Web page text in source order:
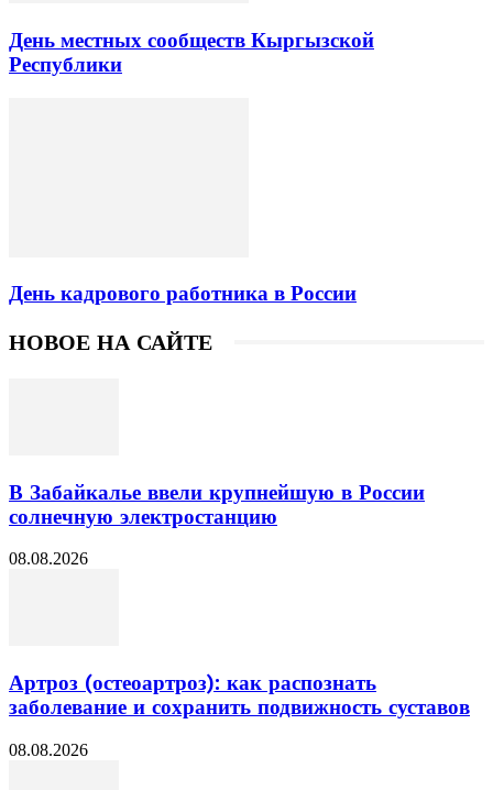
День местных сообществ Кыргызской
Республики
День кадрового работника в России
НОВОЕ НА САЙТЕ
В Забайкалье ввели крупнейшую в России
солнечную электростанцию
08.08.2026
Артроз (остеоартроз): как распознать
заболевание и сохранить подвижность суставов
08.08.2026